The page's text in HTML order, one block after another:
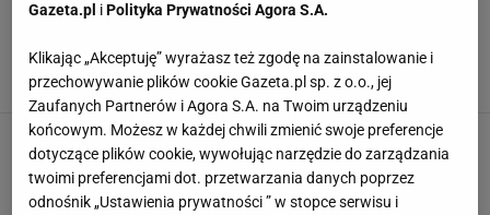
Tak wyglądały komunie na przełomie wieków,
wieprzka na taczkach"
CIEKAWOSTKI JEDZENIE KOMUNIA
U Adamczyka tanio nie jest, ale u Gessler
jeszcze drożej. Za komunię u gwiazd trzeba
wydać krocie
CENY KOMUNIA MAGDA GESSLER
Gazeta.pl iPolityka Prywatności Agora S.A.
Klikając „Akceptuję” wyrażasz też zgodę na zainstalowanie i
przechowywanie plików cookie Gazeta.pl sp. z o.o., jej
Zaufanych Partnerów i Agora S.A. na Twoim urządzeniu
końcowym. Możesz w każdej chwili zmienić swoje preferencje
dotyczące plików cookie, wywołując narzędzie do zarządzania
twoimi preferencjami dot. przetwarzania danych poprzez
odnośnik „Ustawienia prywatności ” w stopce serwisu i